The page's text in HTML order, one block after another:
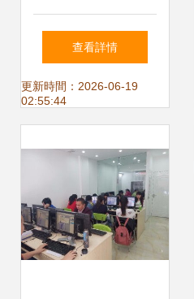
培訓 賦能新時代工
會工作
查看詳情
更新時間：2026-06-19
02:55:44